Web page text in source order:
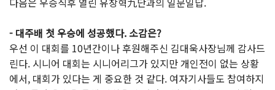
- 대주배 첫 우승에 성공했다. 소감은?
우선 이 대회를 10년간이나 후원해주신 김대욱사장님께 감사드
린다. 시니어 대회는 시니어리그가 있지만 개인전이 없는 상황
에서, 대회가 있다는 게 중요한 것 같다. 여자기사들도 참여하지